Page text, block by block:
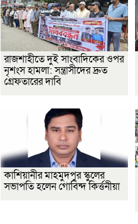
রাজশাহীতে দুই সাংবাদিকের ওপর
নৃশংস হামলা: সন্ত্রাসীদের দ্রুত
গ্রেফতারের দাবি
কাশিয়ানীর মাহমুদপুর স্কুলের
সভাপতি হলেন গোবিন্দ কির্ত্তনীয়া